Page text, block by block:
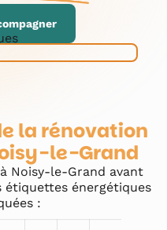
la rénovation
le-Grand
Noisy-le-Grand avant
étiquettes énergétiques
: